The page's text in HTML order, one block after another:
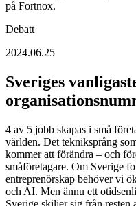
på Fortnox.
Debatt
2024.06.25
Sveriges
4 av 5 jobb skapas i små
världen. Det tekniksprång
kommer att förändra – och
småföretagare. Om Sverige
entreprenörskap behöver vi
och AI. Men ännu ett